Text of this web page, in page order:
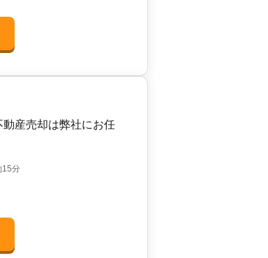
産売却は弊社にお任
15分